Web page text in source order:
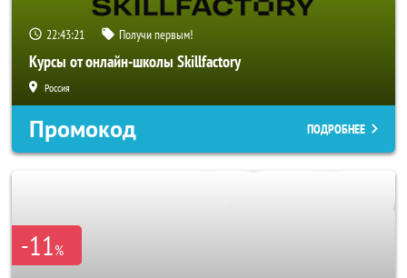
22:43:20 Получи первым!
Курсы от онлайн-школы Skillfactory
Россия
Промокод ПОДРОБНЕЕ
-11%